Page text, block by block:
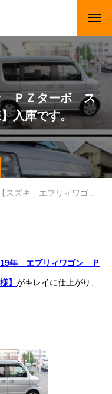
ＰＺターボ ス
入庫です。
【スズキ エブリィワゴン ＰＺターボ スペシャル ハイルーフ仕様】入庫です。
19年 エブリィワゴン Ｐ
】 がキレイに仕上がり、